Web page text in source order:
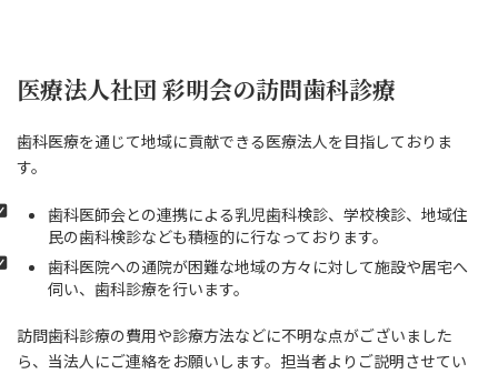
医療法人社団 彩明会の訪問歯科診療
歯科医療を通じて地域に貢献できる医療法人を目指しておりま
す。
歯科医師会との連携による乳児歯科検診、学校検診、地域住
民の歯科検診なども積極的に行なっております。
歯科医院への通院が困難な地域の方々に対して施設や居宅へ
伺い、歯科診療を行います。
訪問歯科診療の費用や診療方法などに不明な点がございました
ら、当法人にご連絡をお願いします。担当者よりご説明させてい